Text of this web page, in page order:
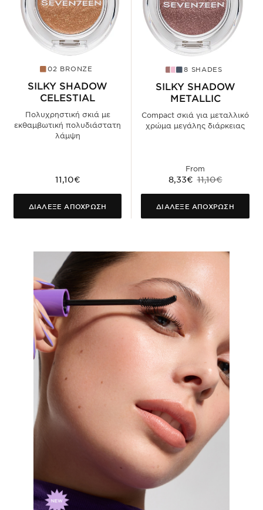
02 BRONZE
SILKY SHADOW
CELESTIAL
Πολυχρηστική σκιά με
εκθαμβωτική πολυδιάστατη
λάμψη
11,10€
ΔΙΑΛΕΞΕ ΑΠΟΧΡΩΣΗ
8 SHADES
SILKY SHADOW
METALLIC
Compact σκιά για μεταλλικό
χρώμα μεγάλης διάρκειας
From
8,33€ 11,10€
ΔΙΑΛΕΞΕ ΑΠΟΧΡΩΣΗ